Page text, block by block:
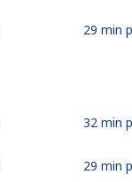
29 min
32 min
29 min